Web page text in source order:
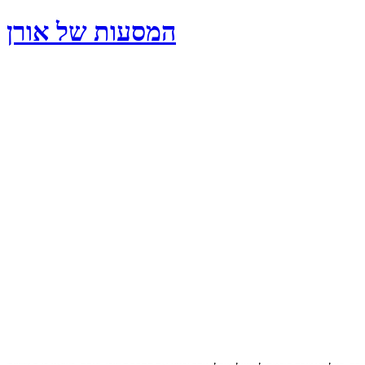
המסעות של אורן